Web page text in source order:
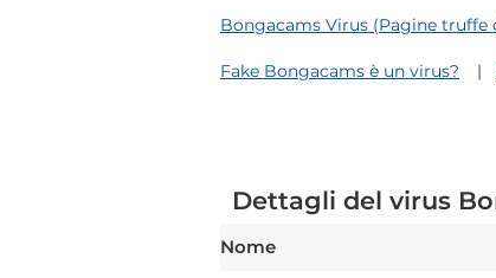
Bongacams Virus (Pagine truffe
Fake Bongacams è un virus?
Dettagli del virus
Nome